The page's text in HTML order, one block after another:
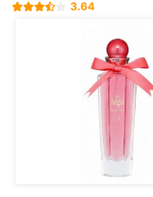
3.64